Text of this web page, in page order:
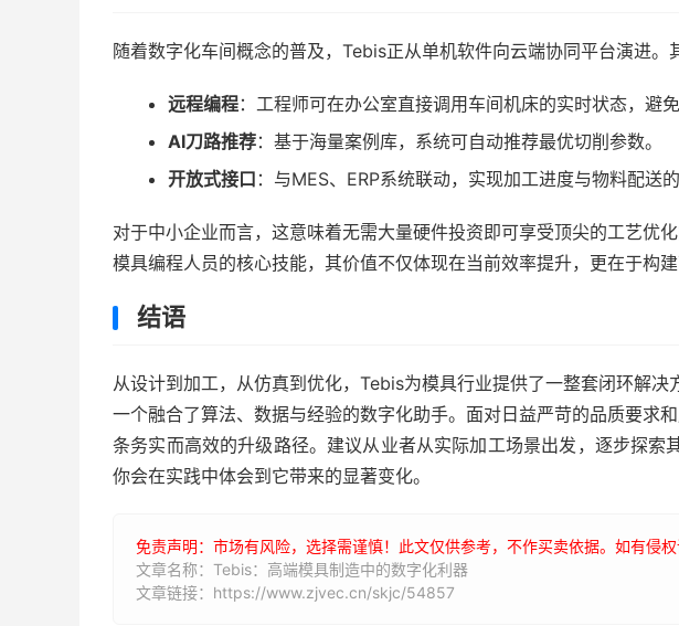
随着数字化车间概念的普及，Tebis正从单机软件向云端协同平台演进。
远程编程：工程师可在办公室直接调用车间机床的实时状态，避免
AI刀路推荐：基于海量案例库，系统可自动推荐最优切削参数。
开放式接口 ：与MES、ERP系统联动，实现加工进度与物料配送的
对于中小企业而言，这意味着无需大量硬件投资即可享受顶尖的工艺优
模具编程人员的核心技能，其价值不仅体现在当前效率提升，更在于构建
结语
从设计到加工，从仿真到优化，Tebis为模具行业提供了一整套闭环解决
一个融合了算法、数据与经验的数字化助手。面对日益严苛的品质要求
条务实而高效的升级路径。建议从业者从实际加工场景出发，逐步探索
你会在实践中体会到它带来的显著变化。
免责声明：市场有风险，选择需谨慎！此文仅供参考，不作买卖依据。如有侵权
文章名称：Tebis：高端模具制造中的数字化利器
文章链接：https://www.zjvec.cn/skjc/54857